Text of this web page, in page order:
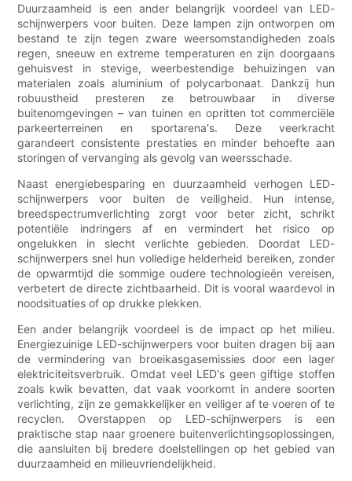
Duurzaamheid is een ander belangrijk voordeel van LED-
schijnwerpers voor buiten. Deze lampen zijn ontworpen om
bestand te zijn tegen zware weersomstandigheden zoals
regen, sneeuw en extreme temperaturen en zijn doorgaans
gehuisvest in stevige, weerbestendige behuizingen van
materialen zoals aluminium of polycarbonaat. Dankzij hun
robuustheid presteren ze betrouwbaar in diverse
buitenomgevingen – van tuinen en opritten tot commerciële
parkeerterreinen en sportarena's. Deze veerkracht
garandeert consistente prestaties en minder behoefte aan
storingen of vervanging als gevolg van weersschade.
Naast energiebesparing en duurzaamheid verhogen LED-
schijnwerpers voor buiten de veiligheid. Hun intense,
breedspectrumverlichting zorgt voor beter zicht, schrikt
potentiële indringers af en vermindert het risico op
ongelukken in slecht verlichte gebieden. Doordat LED-
schijnwerpers snel hun volledige helderheid bereiken, zonder
de opwarmtijd die sommige oudere technologieën vereisen,
verbetert de directe zichtbaarheid. Dit is vooral waardevol in
noodsituaties of op drukke plekken.
Een ander belangrijk voordeel is de impact op het milieu.
Energiezuinige LED-schijnwerpers voor buiten dragen bij aan
de vermindering van broeikasgasemissies door een lager
elektriciteitsverbruik. Omdat veel LED's geen giftige stoffen
zoals kwik bevatten, dat vaak voorkomt in andere soorten
verlichting, zijn ze gemakkelijker en veiliger af te voeren of te
recyclen. Overstappen op LED-schijnwerpers is een
praktische stap naar groenere buitenverlichtingsoplossingen,
die aansluiten bij bredere doelstellingen op het gebied van
duurzaamheid en milieuvriendelijkheid.